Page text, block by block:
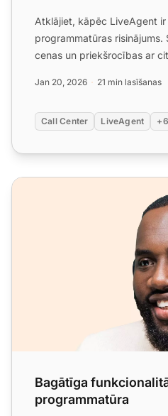
Atklājiet, kāpēc LiveAgent
programmatūras
cenas un priekšrocības ar
Jan 20, 2026 21 min lasīšanas
Call Center LiveAgent +6
Bagātīga funkcionalitāte
Bagātīga
programmatūra